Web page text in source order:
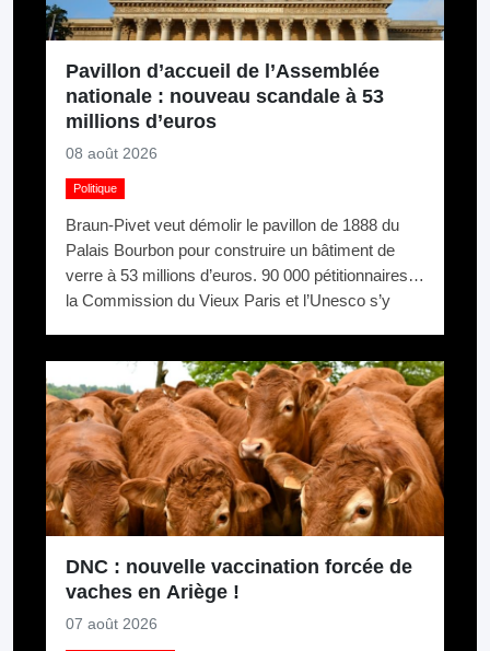
Pavillon d’accueil de l’Assemblée
nationale : nouveau scandale à 53
millions d’euros
08 août 2026
Politique
Braun-Pivet veut démolir le pavillon de 1888 du
Palais Bourbon pour construire un bâtiment de
verre à 53 millions d’euros. 90 000 pétitionnaires,
la Commission du Vieux Paris et l’Unesco s’y
DNC : nouvelle vaccination forcée de
vaches en Ariège !
07 août 2026